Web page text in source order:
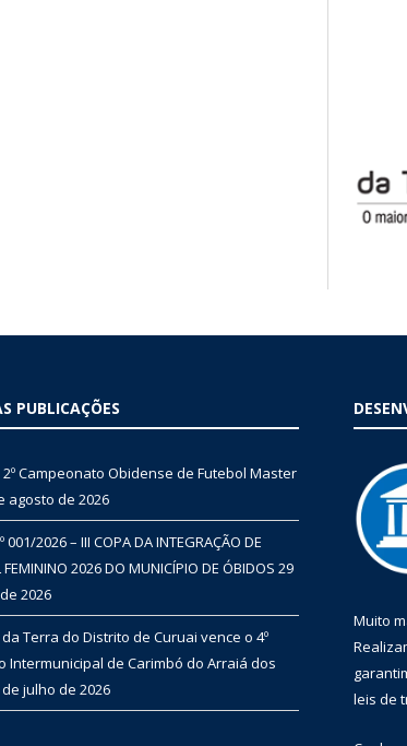
PUBLICAÇÕES
Campeonato Obidense de Futebol Master
agosto de 2026
001/2026 – III COPA DA INTEGRAÇÃO DE
FEMININO 2026 DO MUNICÍPIO DE ÓBIDOS 29
2026
Terra do Distrito de Curuai vence o 4º
Intermunicipal de Carimbó do Arraiá dos
de julho de 2026
Muito
leis de